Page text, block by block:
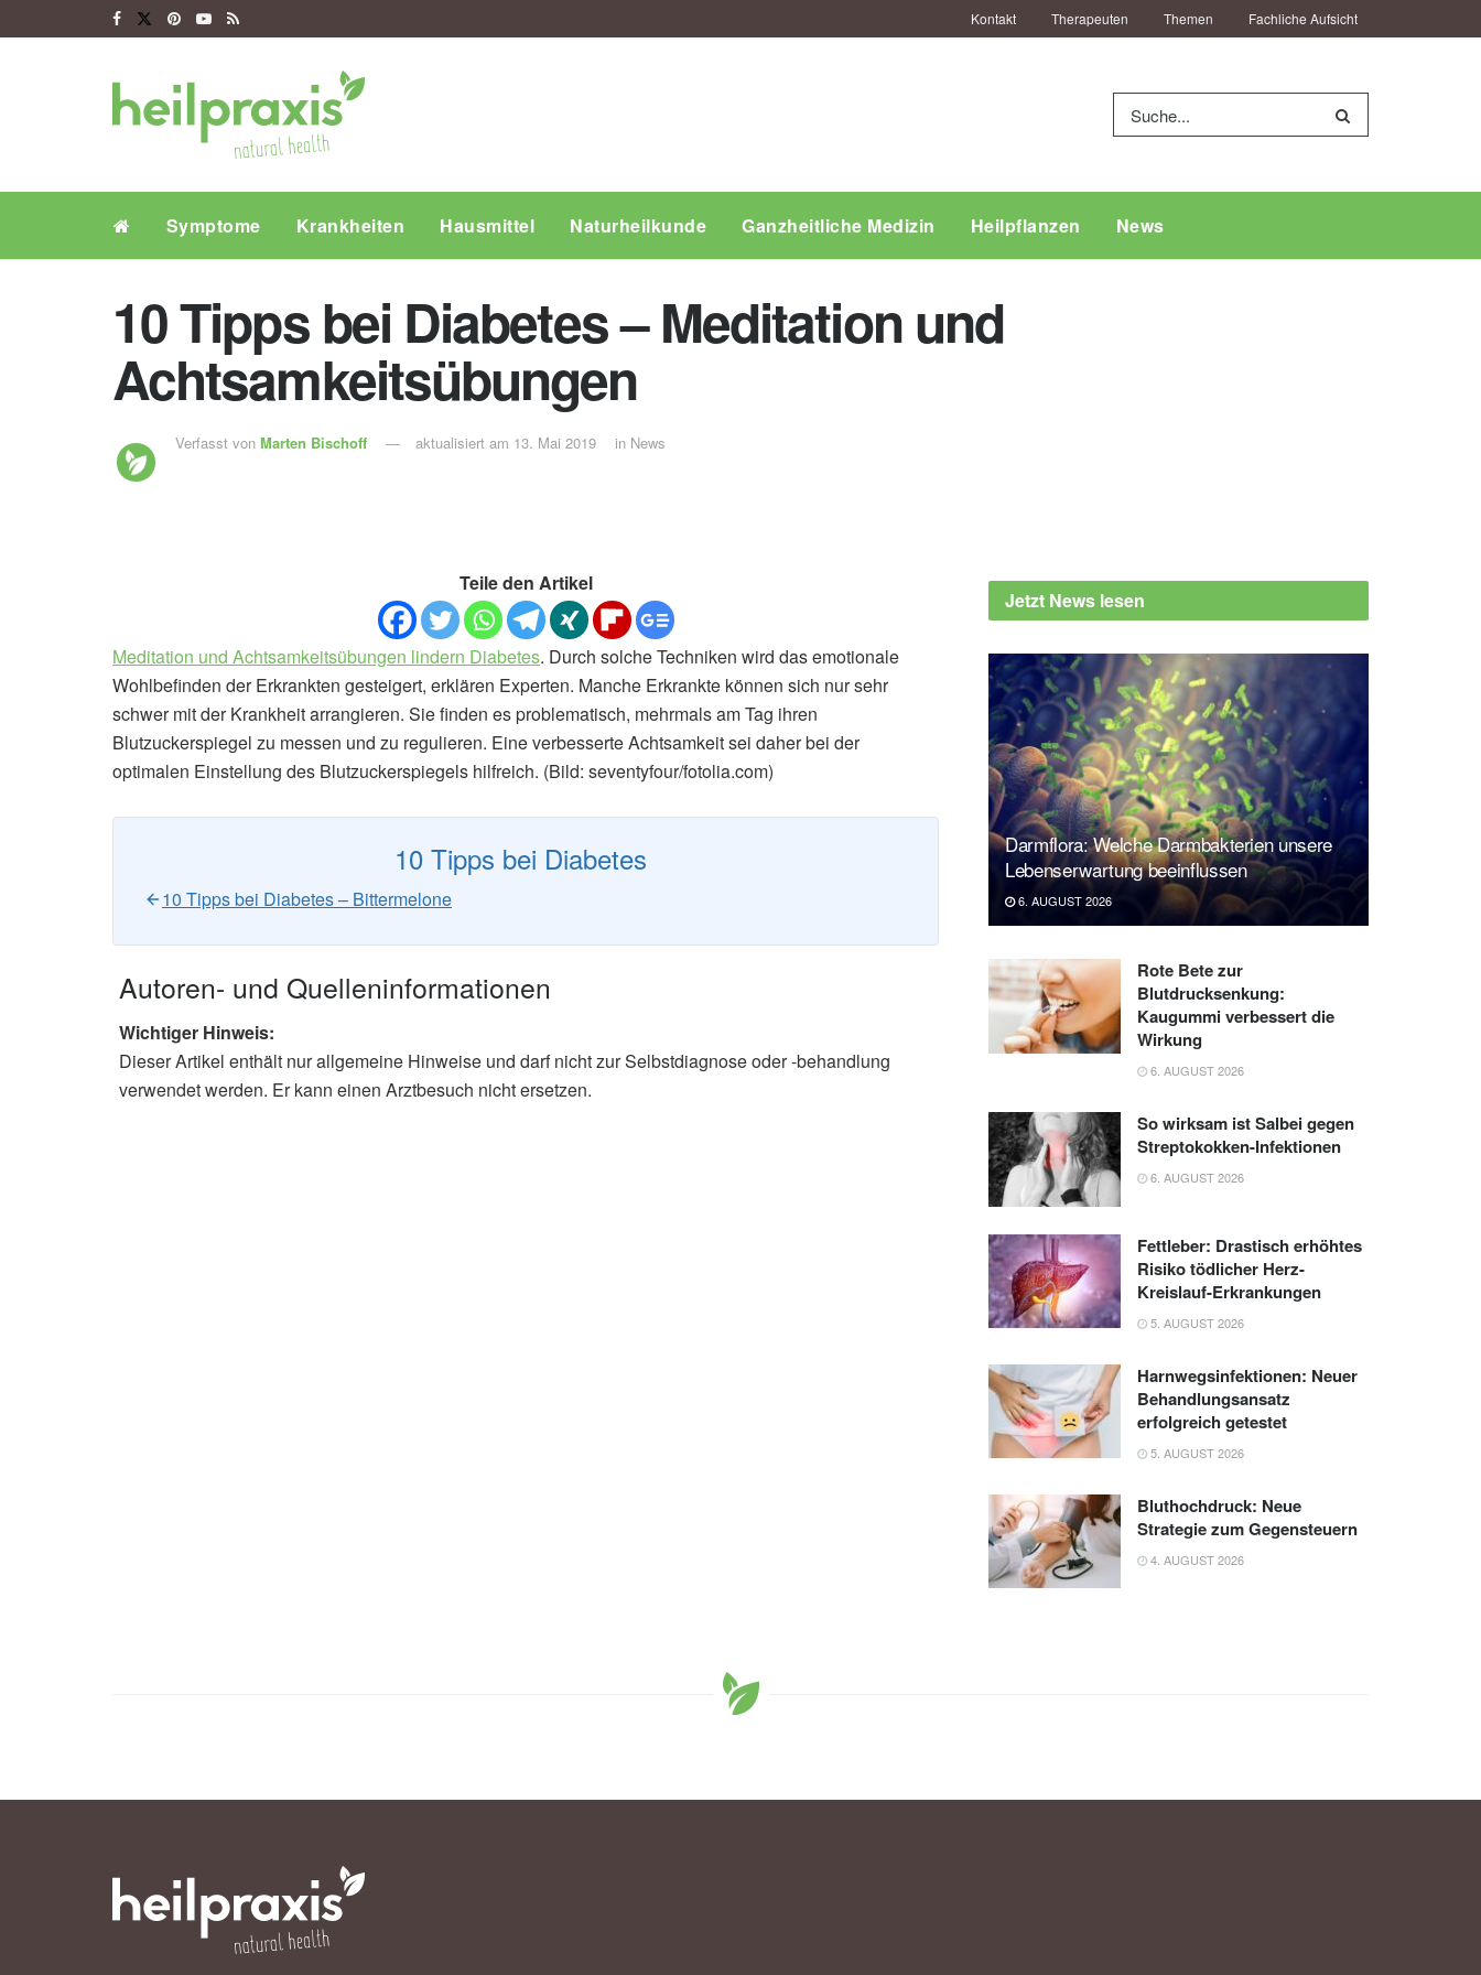
Kontakt Therapeuten Themen Fachliche Aufsicht
Symptome Krankheiten Hausmittel Naturheilkunde Ganzheitliche Medizin Heilpflanzen News
10 Tipps bei Diabetes – Meditation und
Achtsamkeitsübungen
Verfasst von Marten Bischoff aktualisiert am 13. Mai 2019 in News
Teile den Artikel
Meditation und Achtsamkeitsübungen lindern Diabetes. Durch solche Techniken wird das emotionale
Wohlbefinden der Erkrankten gesteigert, erklären Experten. Manche Erkrankte können sich nur sehr
schwer mit der Krankheit arrangieren. Sie finden es problematisch, mehrmals am Tag ihren
Blutzuckerspiegel zu messen und zu regulieren. Eine verbesserte Achtsamkeit sei daher bei der
optimalen Einstellung des Blutzuckerspiegels hilfreich. (Bild: seventyfour/fotolia.com)
10 Tipps bei Diabetes
10 Tipps bei Diabetes – Bittermelone
Autoren- und Quelleninformationen
Wichtiger Hinweis:
Dieser Artikel enthält nur allgemeine Hinweise und darf nicht zur Selbstdiagnose oder -behandlung
verwendet werden. Er kann einen Arztbesuch nicht ersetzen.
Jetzt News lesen
Darmflora: Welche Darmbakterien unsere
Lebenserwartung beeinflussen
6. AUGUST 2026
Rote Bete zur
Blutdrucksenkung:
Kaugummi verbessert die
Wirkung
6. AUGUST 2026
So wirksam ist Salbei gegen
Streptokokken-Infektionen
6. AUGUST 2026
Fettleber: Drastisch erhöhtes
Risiko tödlicher Herz-
Kreislauf-Erkrankungen
5. AUGUST 2026
Harnwegsinfektionen: Neuer
Behandlungsansatz
erfolgreich getestet
5. AUGUST 2026
Bluthochdruck: Neue
Strategie zum Gegensteuern
4. AUGUST 2026